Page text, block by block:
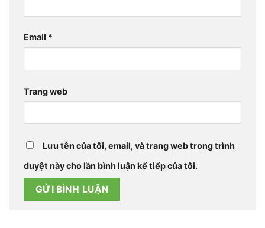
Email *
Trang web
Lưu tên của tôi, email, và trang web trong trình
duyệt này cho lần bình luận kế tiếp của tôi.